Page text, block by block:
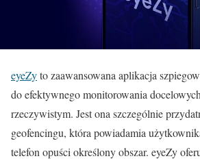
eyeZyto zaawansowana aplikacja
do efektywnego monitorowania
rzeczywistym. Jest ona szczególnie
geofencingu, która powiadamia
telefon opuści określony obszar. eyeZy